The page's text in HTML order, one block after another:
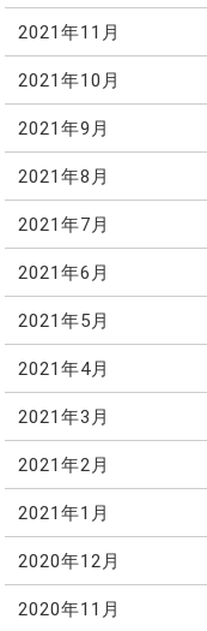
2021年11月
2021年10月
2021年9月
2021年8月
2021年7月
2021年6月
2021年5月
2021年4月
2021年3月
2021年2月
2021年1月
2020年12月
2020年11月